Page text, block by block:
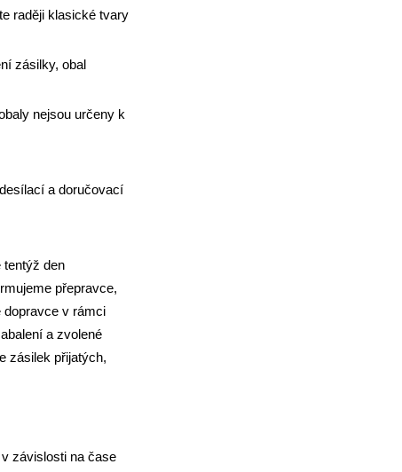
raději klasické tvary
zásilky, obal
nejsou určeny k
a doručovací
tentýž den
přepravce,
dopravce v rámci
a zvolené
zásilek přijatých,
závislosti na čase